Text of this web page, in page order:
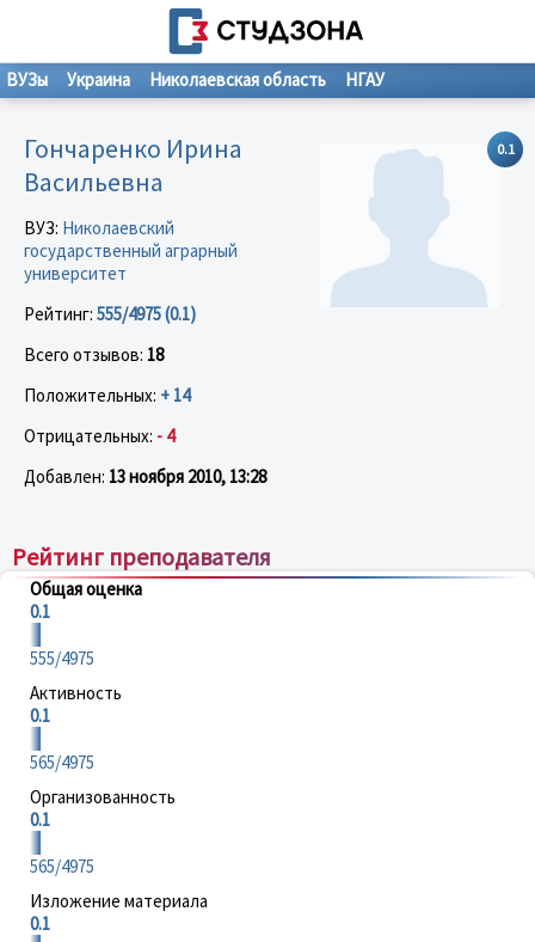
ВУЗы Украина Николаевская область НГАУ
0.1
Гончаренко Ирина
Васильевна
ВУЗ: Николаевский
государственный аграрный
университет
Рейтинг: 555/4975 (0.1)
Всего отзывов: 18
Положительных: + 14
Отрицательных: - 4
Добавлен: 13 ноября 2010, 13:28
Рейтинг преподавателя
Общая оценка
0.1
555/4975
Активность
0.1
565/4975
Организованность
0.1
565/4975
Изложение материала
0.1